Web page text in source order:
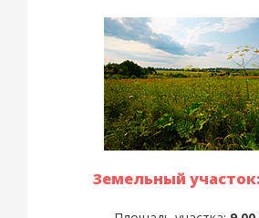
Земельный участок: